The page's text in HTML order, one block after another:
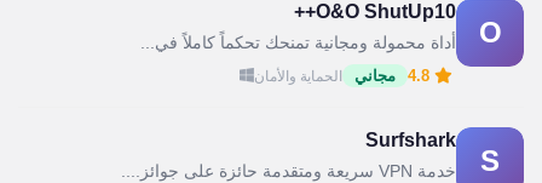
O
O&O ShutUp10++
أداة محمولة ومجانية تمنحك تحكماً كاملاً في...
مجاني الحماية والأمان
S
Surfshark
خدمة VPN سريعة ومتقدمة حائزة على جوائز....